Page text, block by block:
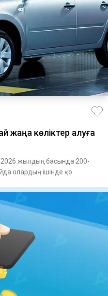
жаңа көліктер алуға
2026 жылдың басында 200-
олардың ішінде қо